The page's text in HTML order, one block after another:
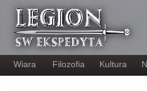
Wiara Filozofia Kultura